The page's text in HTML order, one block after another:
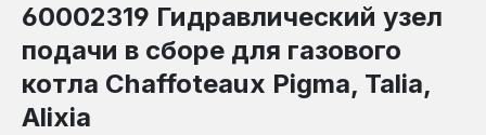
60002319 Гидравлический узел
подачи в сборе для газового
котла Chaffoteaux Pigma, Talia,
Alixia